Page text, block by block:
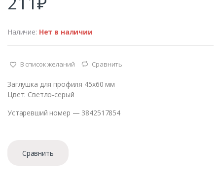
Наличие: Нет в наличии
В список желаний Сравнить
Заглушка для профиля 45х60 мм
Цвет: Светло-серый
Устаревший номер — 3842517854
Сравнить